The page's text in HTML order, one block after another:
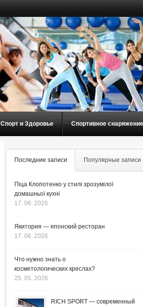
Спорт и Здоровье Спортивное снаряжение
Последние записи Популярные записи
Піца Клопотенко у стилі зрозумілої
домашньої кухні
17. 06. 2026
Якитория — японский ресторан
17. 06. 2026
Что нужно знать о
косметологических креслах?
25. 05. 2026
RICH SPORT — современный